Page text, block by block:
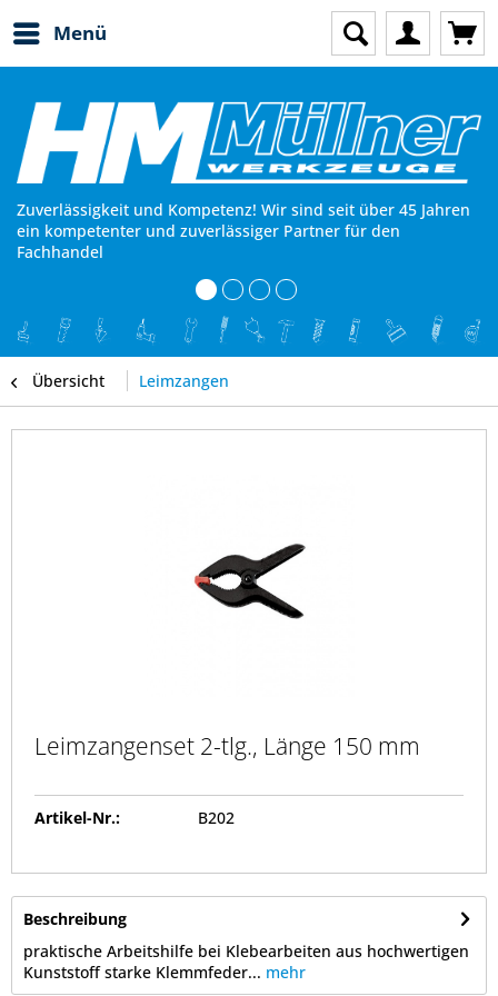
Menü
Zuverlässigkeit und Kompetenz! Wir sind seit über 45 Jahren
ein kompetenter und zuverlässiger Partner für den
Fachhandel
Übersicht Leimzangen
Leimzangenset 2-tlg., Länge 150 mm
Artikel-Nr.: B202
Beschreibung
praktische Arbeitshilfe bei Klebearbeiten aus hochwertigen
Kunststoff starke Klemmfeder... mehr